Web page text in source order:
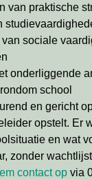
van praktische
van sociale
onderliggende
school
en gericht
opstelt. Er
en wat
zonder
contact op via